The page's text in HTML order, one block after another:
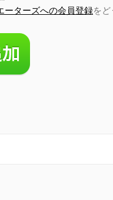
ーターズへの会員登録をど